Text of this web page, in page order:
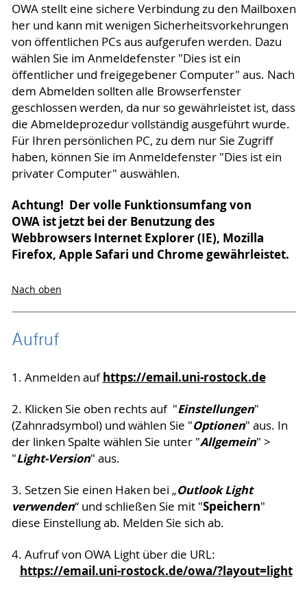
OWA stellt eine sichere Verbindung zu den Mailboxen
her und kann mit wenigen Sicherheitsvorkehrungen
von öffentlichen PCs aus aufgerufen werden. Dazu
wählen Sie im Anmeldefenster "Dies ist ein
öffentlicher und freigegebener Computer" aus. Nach
dem Abmelden sollten alle Browserfenster
geschlossen werden, da nur so gewährleistet ist, dass
die Abmeldeprozedur vollständig ausgeführt wurde.
Für Ihren persönlichen PC, zu dem nur Sie Zugriff
haben, können Sie im Anmeldefenster "Dies ist ein
privater Computer" auswählen.
Achtung! Der volle Funktionsumfang von
OWA ist jetzt bei der Benutzung des
Webbrowsers Internet Explorer (IE), Mozilla
Firefox, Apple Safari und Chrome gewährleistet.
Nach oben
Aufruf
1. Anmelden aufhttps://email.uni-rostock.de
2. Klicken Sie oben rechts auf "Einstellungen"
(Zahnradsymbol) und wählen Sie "Optionen" aus. In
der linken Spalte wählen Sie unter "Allgemein" >
"Light-Version" aus.
3. Setzen Sie einen Haken bei „Outlook Light
verwenden“ und schließen Sie mit "Speichern"
diese Einstellung ab. Melden Sie sich ab.
4. Aufruf von OWA Light über die URL:
https://email.uni-rostock.de/owa/?layout=light